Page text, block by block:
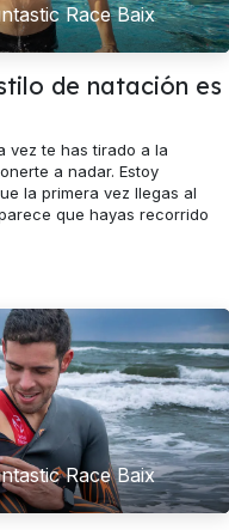
Race Baix
de natación es
vez te has tirado a la
a nadar. Estoy
la primera vez llegas al
que hayas recorrido
Race Baix